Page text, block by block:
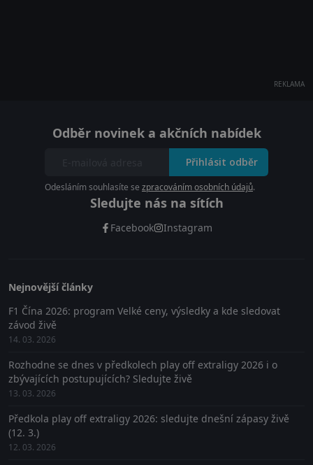
REKLAMA
Odběr novinek a akčních nabídek
Přihlásit odběr
Odesláním souhlasíte se zpracováním osobních údajů.
Sledujte nás na sítích
Facebook Instagram
Nejnovější články
F1 Čína 2026: program Velké ceny, výsledky a kde sledovat
závod živě
14. 03. 2026
Rozhodne se dnes v předkolech play off extraligy 2026 i o
zbývajících postupujících? Sledujte živě
13. 03. 2026
Předkola play off extraligy 2026: sledujte dnešní zápasy živě
(12. 3.)
12. 03. 2026